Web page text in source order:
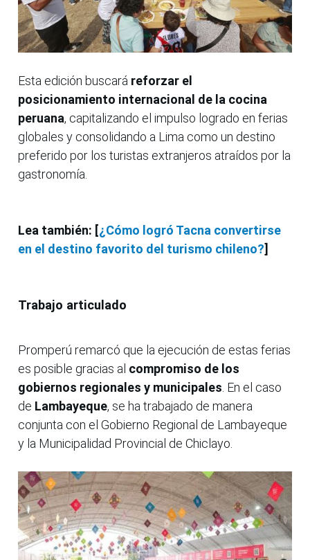
Esta edición buscará reforzar el
posicionamiento internacional de la cocina
peruana, capitalizando el impulso logrado en ferias
globales y consolidando a Lima como un destino
preferido por los turistas extranjeros atraídos por la
gastronomía.
Lea también: [¿Cómo logró Tacna convertirse
en el destino favorito del turismo chileno?]
Trabajo articulado
Promperú remarcó que la ejecución de estas ferias
es posible gracias al compromiso de los
gobiernos regionales y municipales . En el caso
de Lambayeque, se ha trabajado de manera
conjunta con el Gobierno Regional de Lambayeque
y la Municipalidad Provincial de Chiclayo.